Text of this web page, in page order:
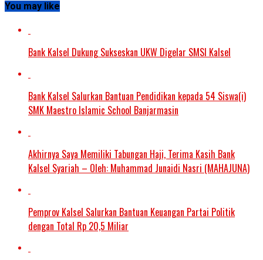
You may like
Bank Kalsel Dukung Sukseskan UKW Digelar SMSI Kalsel
Bank Kalsel Salurkan Bantuan Pendidikan kepada 54 Siswa(i)
SMK Maestro Islamic School Banjarmasin
Akhirnya Saya Memiliki Tabungan Haji, Terima Kasih Bank
Kalsel Syariah – Oleh: Muhammad Junaidi Nasri (MAHAJUNA)
Pemprov Kalsel Salurkan Bantuan Keuangan Partai Politik
dengan Total Rp 20,5 Miliar